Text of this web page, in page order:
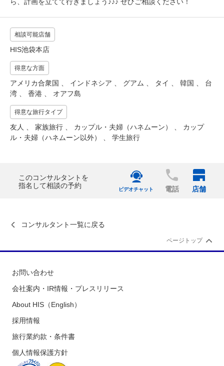
相談可能店舗
HIS池袋本店
得意な方面
アメリカ合衆国 、 インドネシア 、 グアム 、 タイ 、 韓国 、 台
湾 、 香港 、 オアフ島
得意な旅行タイプ
友人 、 家族旅行 、 カップル・夫婦（ハネムーン） 、 カップ
ル・夫婦（ハネムーン以外） 、 学生旅行
このコンサルタントを
指名して相談の予約
ビデオチャット 電話 店舗
コンサルタント一覧に戻る
お問い合わせ
会社案内・IR情報・プレスリリース
About HIS（English）
採用情報
旅行業約款・条件書
個人情報保護方針
ページトップ